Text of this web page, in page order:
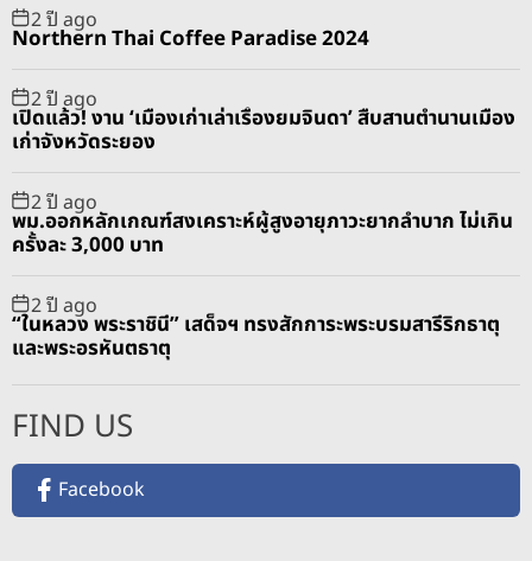
2 ปี ago
Northern Thai Coffee Paradise 2024
2 ปี ago
เปิดแล้ว! งาน ‘เมืองเก่าเล่าเรื่องยมจินดา’ สืบสานตำนานเมือง
เก่าจังหวัดระยอง
2 ปี ago
พม.ออกหลักเกณฑ์สงเคราะห์ผู้สูงอายุภาวะยากลำบาก ไม่เกิน
ครั้งละ 3,000 บาท
2 ปี ago
“ในหลวง พระราชินี” เสด็จฯ ทรงสักการะพระบรมสารีริกธาตุ
และพระอรหันตธาตุ
FIND US
Facebook